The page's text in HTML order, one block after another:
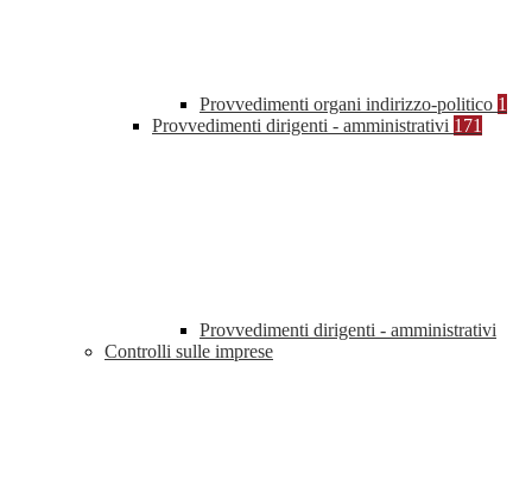
Provvedimenti organi indirizzo-politico 1
Provvedimenti dirigenti - amministrativi 171
Provvedimenti dirigenti - amministrativi
Controlli sulle imprese